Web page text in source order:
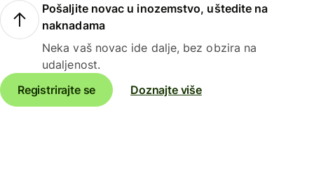
Pošaljite novac u inozemstvo, uštedite na
naknadama
Neka vaš novac ide dalje, bez obzira na
udaljenost.
Registrirajte se
Doznajte više